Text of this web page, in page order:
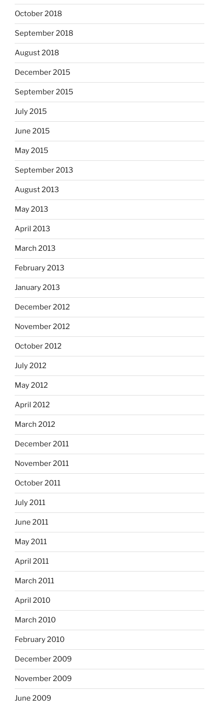
October 2018
September 2018
August 2018
December 2015
September 2015
July 2015
June 2015
May 2015
September 2013
August 2013
May 2013
April 2013
March 2013
February 2013
January 2013
December 2012
November 2012
October 2012
July 2012
May 2012
April 2012
March 2012
December 2011
November 2011
October 2011
July 2011
June 2011
May 2011
April 2011
March 2011
April 2010
March 2010
February 2010
December 2009
November 2009
June 2009